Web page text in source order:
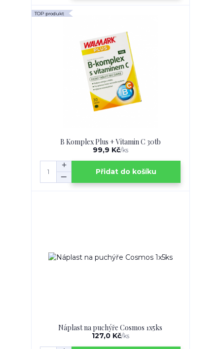
TOP produkt
B Komplex Plus + Vitamin C 30tb
99,9 Kč/ks
Přidat do košíku
Náplast na puchýře Cosmos 1x5ks
127,0 Kč/ks